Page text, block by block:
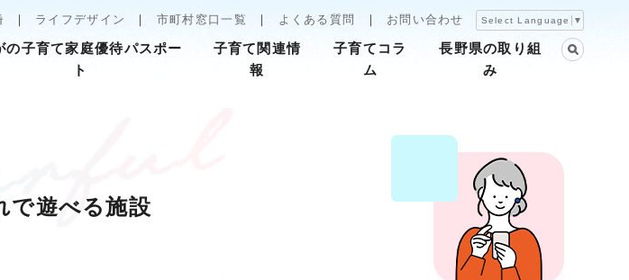
ライフデザイン 市町村窓口一覧 よくある質問 お問い合わせ Select Language ▼
の子育て家庭優待パスポー
ト
子育て関連情
報
子育てコラ
ム
長野県の取り組
み
で遊べる施設